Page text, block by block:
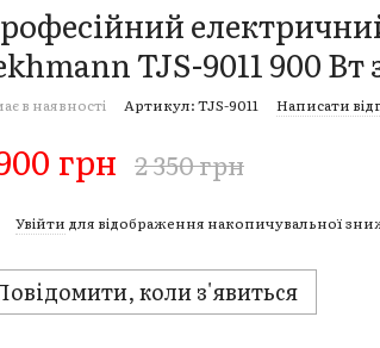
TJS-9011 900 Вт
в наявності Артикул: TJS-9011 Написати
грн 2 350 грн
Увійти для відображення накопичувальної
коли з'явиться